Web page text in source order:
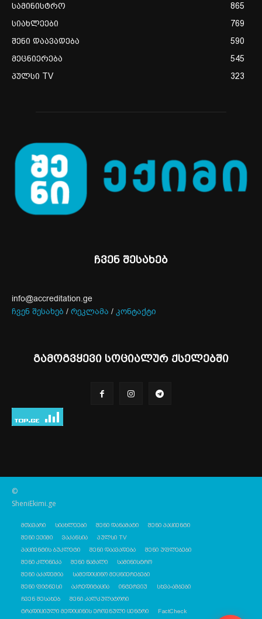
სამინისტრო
865
სიახლეები
769
შენი დაავადება
590
მეცნიერება
545
პულსი TV
323
ჩვენ შესახებ
info@accreditation.ge
ჩვენ შესახებ / რეკლამა / კონტაქტი
გამოგვყევი სოციალურ ქსელებში
©
SheniEkimi.ge
მთავარი სიახლეები შენი დანამატი
შენი პაციენტი
შენი ექიმი
ვაკანსია
პულსი TV
პაციენტის ბუკლეტი
შენი დაავადება
შენი უფლებები
შენი კლინიკა
შენი წამალი
სამინისტრო
შენი აკადემია
სამედიცინო მეცნიერებები
შენი ფიტნესი
აკრედიტაცია ინტერვიუ
სხვა-ამბები
ჩვენ შესახებ
შენი კალკულატორი
ტრადიციული მედიცინის ეროვნული ცენტრი
FactCheck